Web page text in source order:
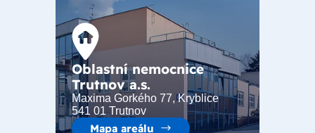
Oblastní nemocnice
Trutnov a.s.
Maxima Gorkého 77, Kryblice
541 01 Trutnov
Mapa areálu